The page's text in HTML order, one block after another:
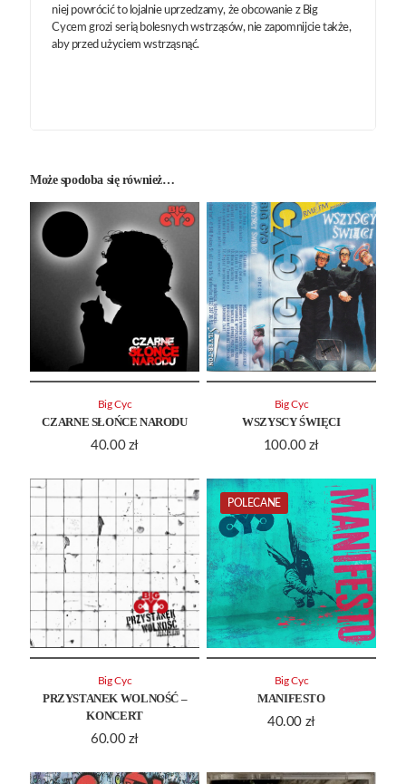
niej powrócić to lojalnie uprzedzamy, że obcowanie z Big
Cycem grozi serią bolesnych wstrząsów, nie zapomnijcie także,
aby przed użyciem wstrząsnąć.
Może spodoba się również…
CZARNE SŁOŃCE NARODU
40.00 zł
Big Cyc
WSZYSCY ŚWIĘCI
100.00 zł
Big Cyc
PRZYSTANEK WOLNOŚĆ –
KONCERT
60.00 zł
Big Cyc
POLECANE
MANIFESTO
40.00 zł
Big Cyc